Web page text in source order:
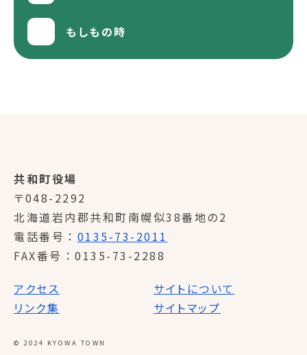
もしもの時
共和町役場
〒048-2292
北海道岩内郡共和町南幌似38番地の2
電話番号
0135-73-2011
FAX番号
0135-73-2288
アクセス
サイトについて
リンク集
サイトマップ
© 2024 KYOWA TOWN